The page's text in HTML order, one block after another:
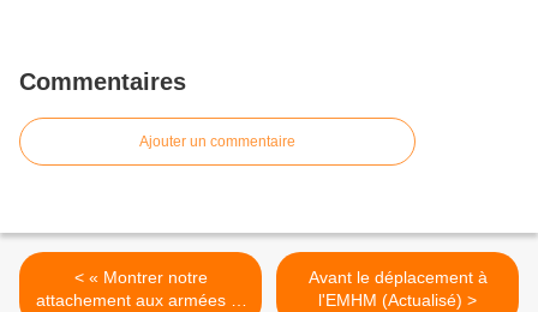
Commentaires
Ajouter un commentaire
< « Montrer notre
attachement aux armées »,
Avant le déplacement à
l'EMHM (Actualisé) >